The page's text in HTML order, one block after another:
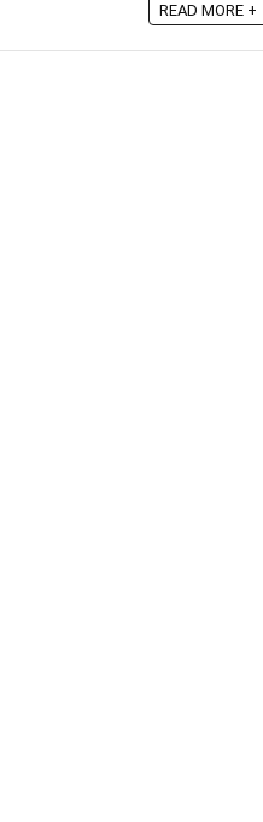
READ MORE +